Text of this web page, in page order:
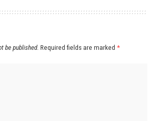
be published. Required fields are marked *